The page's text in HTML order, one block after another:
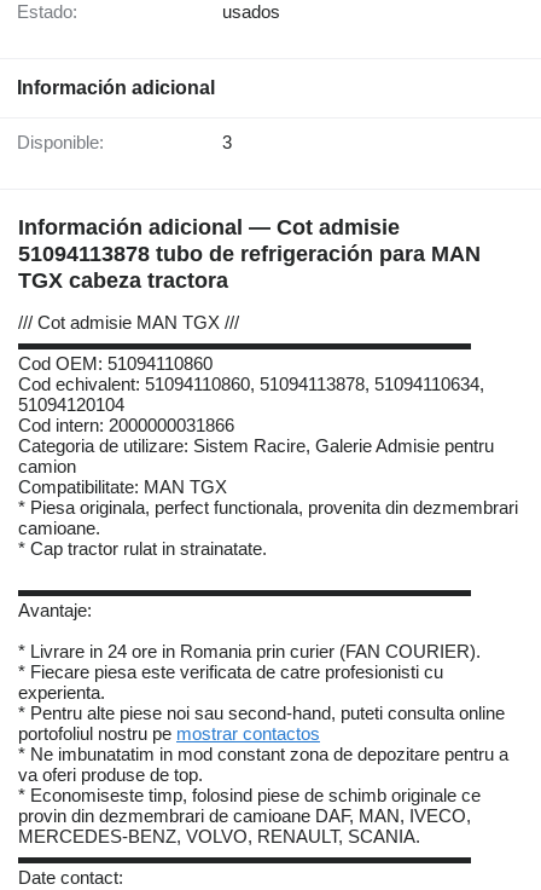
Estado: usados
Información adicional
Disponible: 3
Información adicional — Cot admisie
51094113878 tubo de refrigeración para MAN
TGX cabeza tractora
/// Cot admisie MAN TGX ///
▬▬▬▬▬▬▬▬▬▬▬▬▬▬▬▬▬▬▬▬▬▬▬▬▬
Cod OEM: 51094110860
Cod echivalent: 51094110860, 51094113878, 51094110634,
51094120104
Cod intern: 2000000031866
Categoria de utilizare: Sistem Racire, Galerie Admisie pentru
camion
Compatibilitate: MAN TGX
* Piesa originala, perfect functionala, provenita din dezmembrari
camioane.
* Cap tractor rulat in strainatate.
▬▬▬▬▬▬▬▬▬▬▬▬▬▬▬▬▬▬▬▬▬▬▬▬▬
Avantaje:
* Livrare in 24 ore in Romania prin curier (FAN COURIER).
* Fiecare piesa este verificata de catre profesionisti cu
experienta.
* Pentru alte piese noi sau second-hand, puteti consulta online
portofoliul nostru pe mostrar contactos
* Ne imbunatatim in mod constant zona de depozitare pentru a
va oferi produse de top.
* Economiseste timp, folosind piese de schimb originale ce
provin din dezmembrari de camioane DAF, MAN, IVECO,
MERCEDES-BENZ, VOLVO, RENAULT, SCANIA.
▬▬▬▬▬▬▬▬▬▬▬▬▬▬▬▬▬▬▬▬▬▬▬▬▬
Date contact: